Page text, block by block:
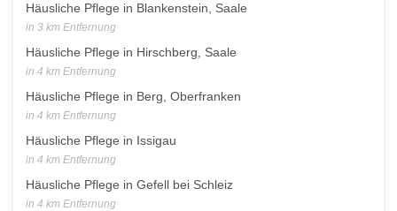
Häusliche Pflege in Blankenstein, Saale
in 3 km Entfernung
Häusliche Pflege in Hirschberg, Saale
in 4 km Entfernung
Häusliche Pflege in Berg, Oberfranken
in 4 km Entfernung
Häusliche Pflege in Issigau
in 4 km Entfernung
Häusliche Pflege in Gefell bei Schleiz
in 4 km Entfernung